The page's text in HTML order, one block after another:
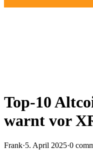
Top-10
warnt vor
Frank·5. April 2025·0